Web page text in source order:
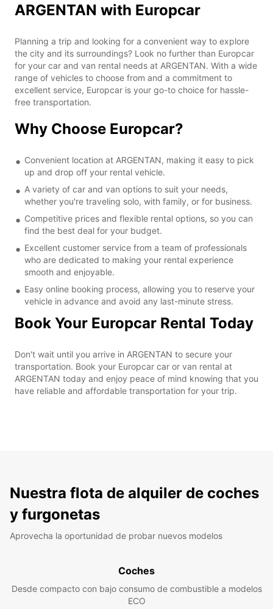
ARGENTAN with Europcar
Planning a trip and looking for a convenient way to explore
the city and its surroundings? Look no further than Europcar
for your car and van rental needs at ARGENTAN. With a wide
range of vehicles to choose from and a commitment to
excellent service, Europcar is your go-to choice for hassle-
free transportation.
Why Choose Europcar?
Convenient location at ARGENTAN, making it easy to pick
up and drop off your rental vehicle.
A variety of car and van options to suit your needs,
whether you're traveling solo, with family, or for business.
Competitive prices and flexible rental options, so you can
find the best deal for your budget.
Excellent customer service from a team of professionals
who are dedicated to making your rental experience
smooth and enjoyable.
Easy online booking process, allowing you to reserve your
vehicle in advance and avoid any last-minute stress.
Book Your Europcar Rental Today
Don't wait until you arrive in ARGENTAN to secure your
transportation. Book your Europcar car or van rental at
ARGENTAN today and enjoy peace of mind knowing that you
have reliable and affordable transportation for your trip.
Nuestra flota de alquiler de coches
y furgonetas
Aprovecha la oportunidad de probar nuevos modelos
Coches
Desde compacto con bajo consumo de combustible a modelos
ECO